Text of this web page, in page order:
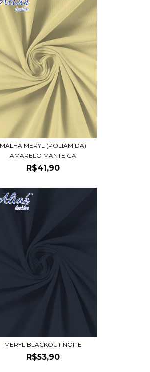
MALHA MERYL (POLIAMIDA)
AMARELO MANTEIGA
R$41,90
MERYL BLACKOUT NOITE
R$53,90